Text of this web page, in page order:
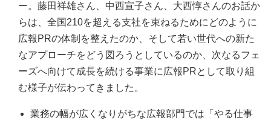
ー。藤田祥雄さん、中西宣子さん、大西惇さんのお話か
らは、全国210を超える支社を束ねるためにどのように
広報PRの体制を整えたのか、そして若い世代への新た
なアプローチをどう図ろうとしているのか、次なるフェ
ーズへ向けて成長を続ける事業に広報PRとして取り組
む様子が伝わってきました。
業務の幅が広くなりがちな広報部門では「やる仕事